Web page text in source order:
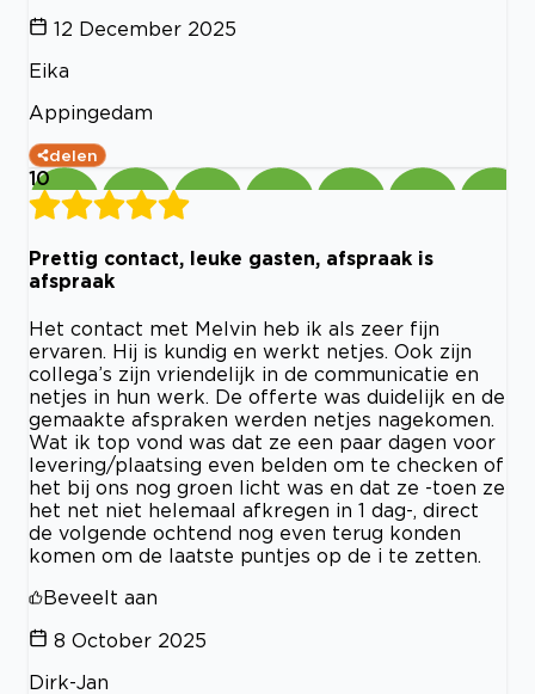
12 December 2025
Eika
Appingedam
delen
10
Prettig contact, leuke gasten, afspraak is
afspraak
Het contact met Melvin heb ik als zeer fijn
ervaren. Hij is kundig en werkt netjes. Ook zijn
collega’s zijn vriendelijk in de communicatie en
netjes in hun werk. De offerte was duidelijk en de
gemaakte afspraken werden netjes nagekomen.
Wat ik top vond was dat ze een paar dagen voor
levering/plaatsing even belden om te checken of
het bij ons nog groen licht was en dat ze -toen ze
het net niet helemaal afkregen in 1 dag-, direct
de volgende ochtend nog even terug konden
komen om de laatste puntjes op de i te zetten.
Beveelt aan
8 October 2025
Dirk-Jan